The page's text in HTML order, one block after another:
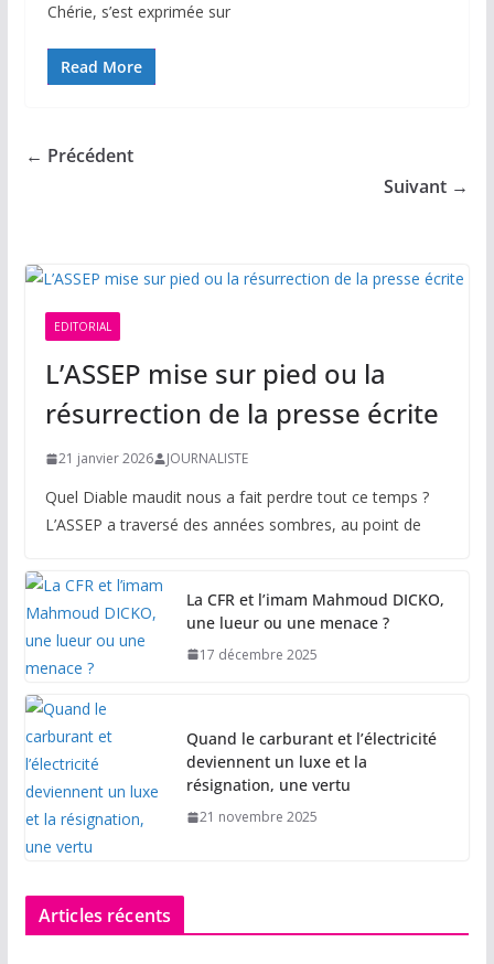
Chérie, s’est exprimée sur
Read More
← Précédent
Suivant →
EDITORIAL
L’ASSEP mise sur pied ou la
résurrection de la presse écrite
21 janvier 2026 JOURNALISTE
Quel Diable maudit nous a fait perdre tout ce temps ?
L’ASSEP a traversé des années sombres, au point de
La CFR et l’imam Mahmoud DICKO,
une lueur ou une menace ?
17 décembre 2025
Quand le carburant et l’électricité
deviennent un luxe et la
résignation, une vertu
21 novembre 2025
Articles récents